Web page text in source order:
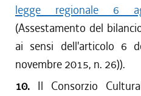
legge regionale 6
(Assestamento del
ai sensi dell'articolo 6
novembre 2015, n. 26)).
10. Il Consorzio